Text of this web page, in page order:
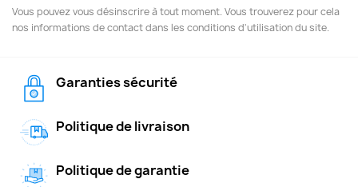
Vous pouvez vous désinscrire à tout moment. Vous trouverez pour cela
nos informations de contact dans les conditions d'utilisation du site.
Garanties sécurité
Politique de livraison
Politique de garantie